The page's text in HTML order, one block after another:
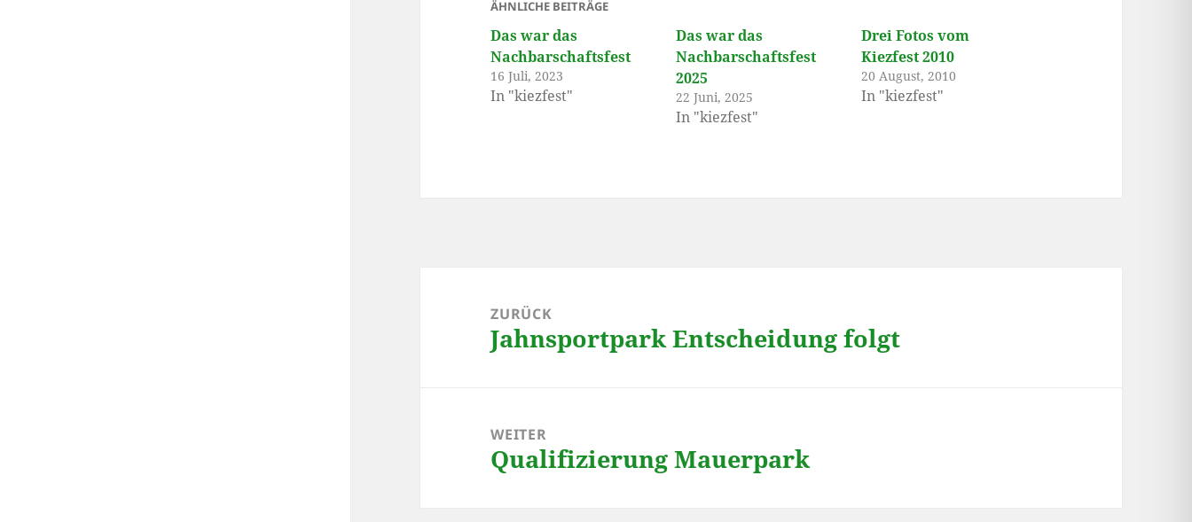
ÄHNLICHE BEITRÄGE
Das war das
Nachbarschaftsfest
16 Juli, 2023
In "kiezfest"
Das war das
Nachbarschaftsfest
2025
22 Juni, 2025
In "kiezfest"
Drei Fotos vom
Kiezfest 2010
20 August, 2010
In "kiezfest"
ZURÜCK
Vorheriger
Beitrag:
Jahnsportpark Entscheidung folgt
WEITER
Nächster
Beitrag:
Qualifizierung Mauerpark